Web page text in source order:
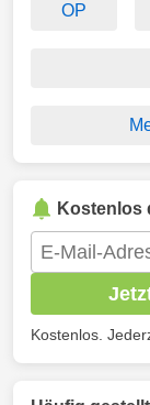
OP
Kostenlos
Kostenlos.